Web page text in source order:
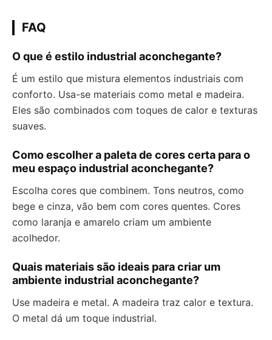
FAQ
O que é estilo industrial aconchegante?
É um estilo que mistura elementos industriais com
conforto. Usa-se materiais como metal e madeira.
Eles são combinados com toques de calor e texturas
suaves.
Como escolher a paleta de cores certa para o
meu espaço industrial aconchegante?
Escolha cores que combinem. Tons neutros, como
bege e cinza, vão bem com cores quentes. Cores
como laranja e amarelo criam um ambiente
acolhedor.
Quais materiais são ideais para criar um
ambiente industrial aconchegante?
Use madeira e metal. A madeira traz calor e textura.
O metal dá um toque industrial.